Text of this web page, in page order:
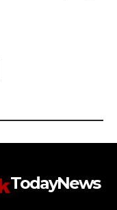
TodayNews